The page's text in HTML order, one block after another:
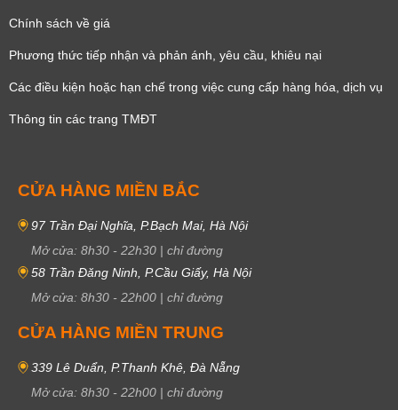
Chính sách về giá
Phương thức tiếp nhận và phản ánh, yêu cầu, khiêu nại
Các điều kiện hoặc hạn chế trong việc cung cấp hàng hóa, dịch vụ
Thông tin các trang TMĐT
CỬA HÀNG MIỀN BẮC
97 Trần Đại Nghĩa, P.Bạch Mai, Hà Nội
Mở cửa: 8h30 - 22h30 | chỉ đường
58 Trần Đăng Ninh, P.Cầu Giấy, Hà Nội
Mở cửa: 8h30 - 22h00 | chỉ đường
CỬA HÀNG MIỀN TRUNG
339 Lê Duẩn, P.Thanh Khê, Đà Nẵng
Mở cửa: 8h30 - 22h00 | chỉ đường